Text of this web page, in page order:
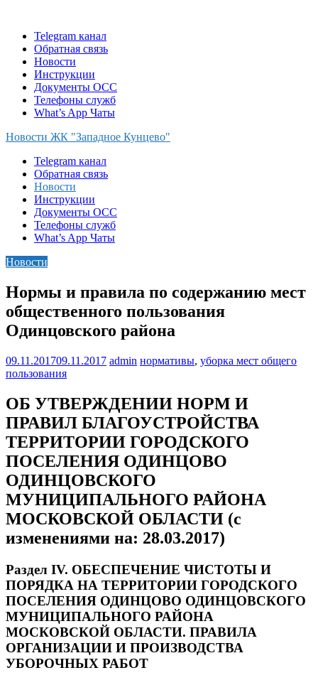
contentTelegram канал
Обратная связь
Новости
Инструкции
Документы ОСС
Телефоны служб
What’s App Чаты
Новости ЖК "Западное Кунцево"
Telegram канал
Обратная связь
Новости
Инструкции
Документы ОСС
Телефоны служб
What’s App Чаты
Новости
Нормы и правила по содержанию мест
общественного пользования
Одинцовского района
09.11.201709.11.2017 admin нормативы, уборка мест общего
пользования
ОБ УТВЕРЖДЕНИИ НОРМ И
ПРАВИЛ БЛАГОУСТРОЙСТВА
ТЕРРИТОРИИ ГОРОДСКОГО
ПОСЕЛЕНИЯ ОДИНЦОВО
ОДИНЦОВСКОГО
МУНИЦИПАЛЬНОГО РАЙОНА
МОСКОВСКОЙ ОБЛАСТИ (с
изменениями на: 28.03.2017)
Раздел IV. ОБЕСПЕЧЕНИЕ ЧИСТОТЫ И
ПОРЯДКА НА ТЕРРИТОРИИ ГОРОДСКОГО
ПОСЕЛЕНИЯ ОДИНЦОВО ОДИНЦОВСКОГО
МУНИЦИПАЛЬНОГО РАЙОНА
МОСКОВСКОЙ ОБЛАСТИ. ПРАВИЛА
ОРГАНИЗАЦИИ И ПРОИЗВОДСТВА
УБОРОЧНЫХ РАБОТ